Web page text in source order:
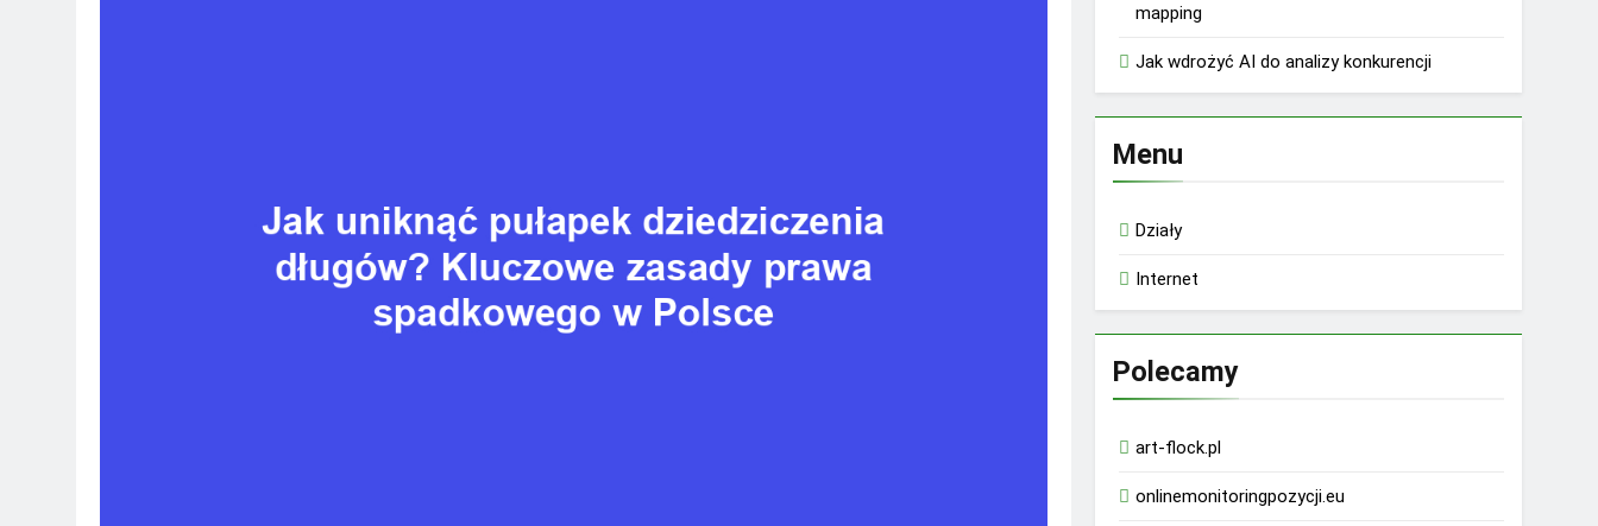
mapping
Jak wdrożyć AI do analizy konkurencji
Menu
Działy
Internet
Polecamy
art-flock.pl
onlinemonitoringpozycji.eu